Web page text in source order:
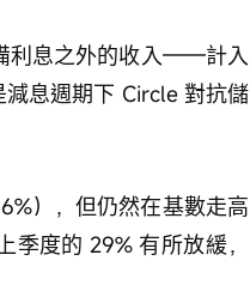
利息之外的收入——計入
減息週期下 Circle 對抗儲
），但仍然在基數走高
度的 29% 有所放緩，